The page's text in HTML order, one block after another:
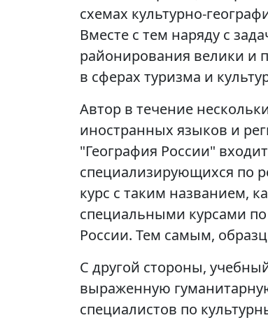
схемах культурно-
Вместе с тем наряду с
районирования велики и
в сферах туризма и
Автор в течение
иностранных языков и
"География России"
специализирующихся по
курс с таким названием,
специальными курсами
России. Тем самым,
С другой стороны,
выраженную
специалистов по